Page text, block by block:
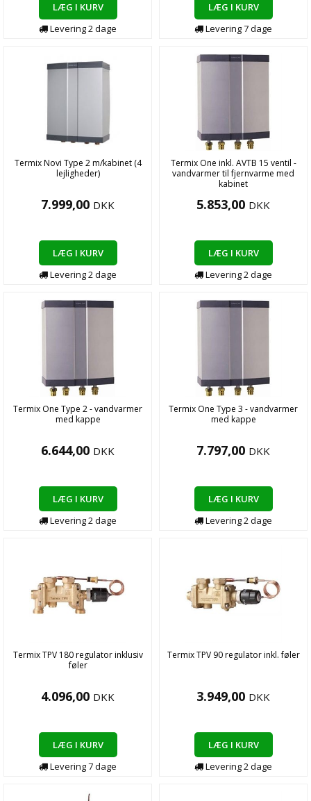
LÆG I KURV
Levering2dage
LÆG I KURV
Levering7dage
Termix Novi Type 2 m/kabinet (4
lejligheder)
7.999,00 DKK
LÆG I KURV
Levering2dage
Termix One inkl. AVTB 15 ventil -
vandvarmer til fjernvarme med
kabinet
5.853,00 DKK
LÆG I KURV
Levering2dage
Termix One Type 2 - vandvarmer
med kappe
6.644,00 DKK
LÆG I KURV
Levering2dage
Termix One Type 3 - vandvarmer
med kappe
7.797,00 DKK
LÆG I KURV
Levering2dage
Termix TPV 180 regulator inklusiv
føler
4.096,00 DKK
LÆG I KURV
Levering7dage
Termix TPV 90 regulator inkl. føler
3.949,00 DKK
LÆG I KURV
Levering2dage